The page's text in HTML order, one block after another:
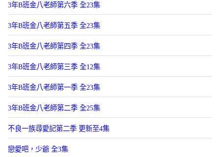
3年B班金八老師第六季 全23集
3年B班金八老師第五季 全23集
3年B班金八老師第四季 全23集
3年B班金八老師第三季 全12集
3年B班金八老師第一季 全23集
3年B班金八老師第二季 全25集
不良一族尋愛記第二季 更新至4集
戀愛吧，少爺 全3集